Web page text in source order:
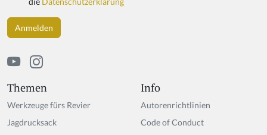
Themen
Werkzeuge fürs Revier
Jagdrucksack
Info
Autorenrichtlinien
Code of Conduct